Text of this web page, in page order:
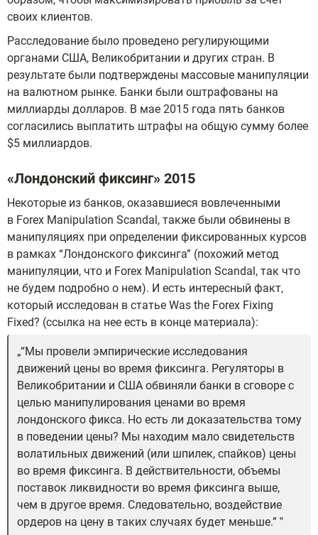
своих клиентов.
Расследование было проведено регулирующими
органами США, Великобритании и других стран. В
результате были подтверждены массовые манипуляции
на валютном рынке. Банки были оштрафованы на
миллиарды долларов. В мае 2015 года пять банков
согласились выплатить штрафы на общую сумму более
$5 миллиардов.
«Лондонский фиксинг» 2015
Некоторые из банков, оказавшиеся вовлеченными
в Forex Manipulation Scandal, также были обвинены в
манипуляциях при определении фиксированных курсов
в рамках “Лондонского фиксинга” (похожий метод
манипуляции, что и Forex Manipulation Scandal, так что
не будем подробно о нем). И есть интересный факт,
который исследован в статье Was the Forex Fixing
Fixed? (ссылка на нее есть в конце материала):
“Мы провели эмпирические исследования
движений цены во время фиксинга. Регуляторы в
Великобритании и США обвиняли банки в сговоре с
целью манипулирования ценами во время
лондонского фикса. Но есть ли доказательства тому
в поведении цены? Мы находим мало свидетельств
волатильных движений (или шпилек, спайков) цены
во время фиксинга. В действительности, объемы
поставок ликвидности во время фиксинга выше,
чем в другое время. Следовательно, воздействие
ордеров на цену в таких случаях будет меньше.”